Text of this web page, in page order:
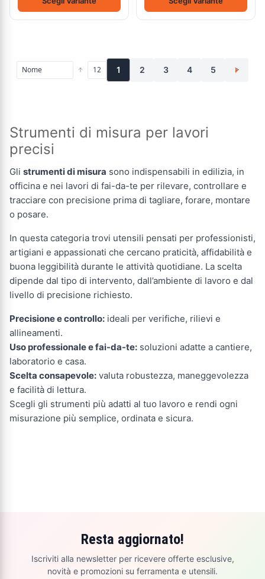
1 2 3 4 5 >
Strumenti di misura per lavori
precisi
Gli strumenti di misura sono indispensabili in edilizia, in
officina e nei lavori di fai-da-te per rilevare, controllare e
tracciare con precisione prima di tagliare, forare, montare
o posare.
In questa categoria trovi utensili pensati per professionisti,
artigiani e appassionati che cercano praticità, affidabilità e
buona leggibilità durante le attività quotidiane. La scelta
dipende dal tipo di intervento, dall’ambiente di lavoro e dal
livello di precisione richiesto.
Precisione e controllo: ideali per verifiche, rilievi e
allineamenti.
Uso professionale e fai-da-te: soluzioni adatte a cantiere,
laboratorio e casa.
Scelta consapevole: valuta robustezza, maneggevolezza
e facilità di lettura.
Scegli gli strumenti più adatti al tuo lavoro e rendi ogni
misurazione più semplice, ordinata e sicura.
Resta aggiornato!
Iscriviti alla newsletter per ricevere offerte esclusive,
novità e promozioni su ferramenta e utensili.